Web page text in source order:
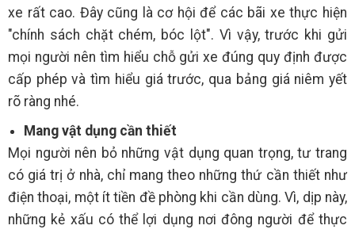
xe rất cao. Đây cũng là cơ hội để các bãi xe thực hiện
"chính sách chặt chém, bóc lột". Vì vậy, trước khi gửi
mọi người nên tìm hiểu chỗ gửi xe đúng quy định được
cấp phép và tìm hiểu giá trước, qua bảng giá niêm yết
rõ ràng nhé.
Mang vật dụng cần thiết
Mọi người nên bỏ những vật dụng quan trọng, tư trang
có giá trị ở nhà, chỉ mang theo những thứ cần thiết như
điện thoại, một ít tiền đề phòng khi cần dùng. Vì, dịp này,
những kẻ xấu có thể lợi dụng nơi đông người để thực